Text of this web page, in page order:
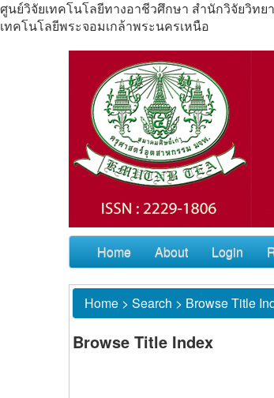
ศูนย์วิจัยเทคโนโลยีทางอาชีวศึกษา สำนักวิจัยวิท
เทคโนโลยีพระจอมเกล้าพระนครเหนือ
Home About Login
Home > Search > Browse Title
Browse Title Index